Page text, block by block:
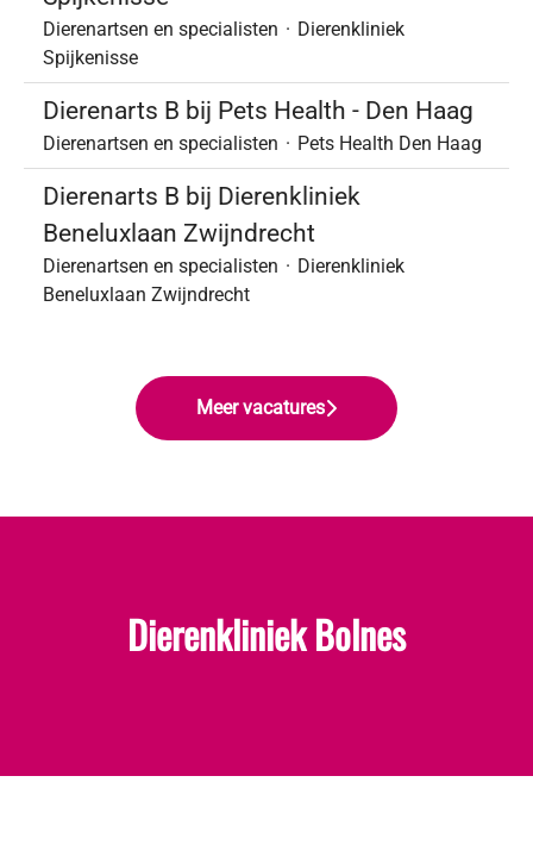
Dierenartsen en specialisten · Dierenkliniek
Spijkenisse
Dierenarts B bij Pets Health - Den Haag
Dierenartsen en specialisten · Pets Health Den Haag
Dierenarts B bij Dierenkliniek
Beneluxlaan Zwijndrecht
Dierenartsen en specialisten · Dierenkliniek
Beneluxlaan Zwijndrecht
Meer vacatures
Dierenkliniek Bolnes